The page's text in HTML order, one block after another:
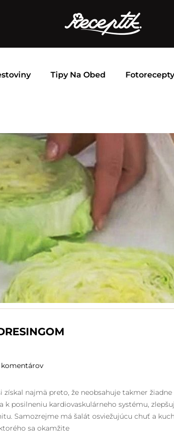
Tipy Na Obed Fotorecepty
získal najmä preto, že neobsahuje takmer
k posilneniu kardiovaskulárneho systému,
Samozrejme má šalát osviežujúcu chuť a
sa okamžite